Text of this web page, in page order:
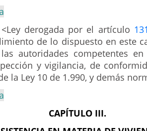
<Ley derogada por el artículo
de lo dispuesto en este
autoridades competentes
y vigilancia, de
la Ley 10 de 1.990, y demás
CAPÍTULO III.